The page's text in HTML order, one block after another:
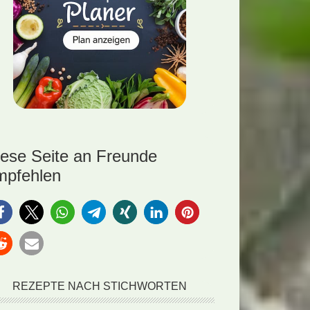
Seite an Freunde
REZEPTE NACH STICHWORTEN